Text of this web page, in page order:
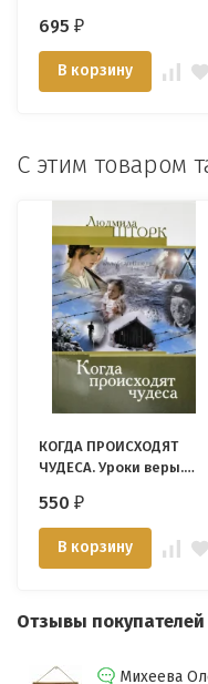
695 ₽
В корзину
С этим товаром
КОГДА ПРОИСХОДЯТ
ЧУДЕСА. Уроки веры.
550 ₽
В корзину
Отзывы покупателей
Михеева